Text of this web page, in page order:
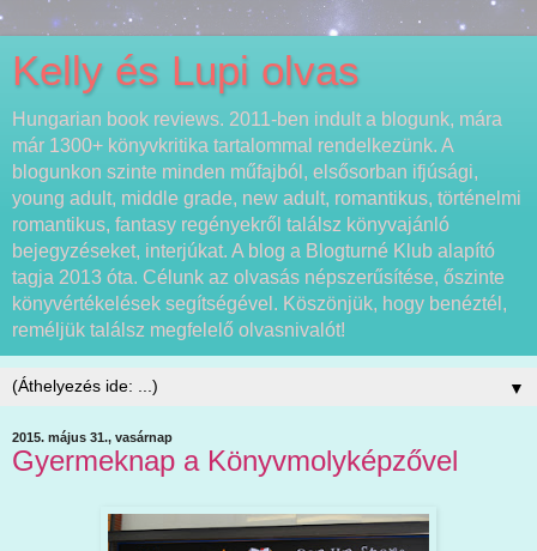
Kelly és Lupi olvas
Hungarian book reviews. 2011-ben indult a blogunk, mára
már 1300+ könyvkritika tartalommal rendelkezünk. A
blogunkon szinte minden műfajból, elsősorban ifjúsági,
young adult, middle grade, new adult, romantikus, történelmi
romantikus, fantasy regényekről találsz könyvajánló
bejegyzéseket, interjúkat. A blog a Blogturné Klub alapító
tagja 2013 óta. Célunk az olvasás népszerűsítése, őszinte
könyvértékelések segítségével. Köszönjük, hogy benéztél,
reméljük találsz megfelelő olvasnivalót!
▼
2015. május 31., vasárnap
Gyermeknap a Könyvmolyképzővel